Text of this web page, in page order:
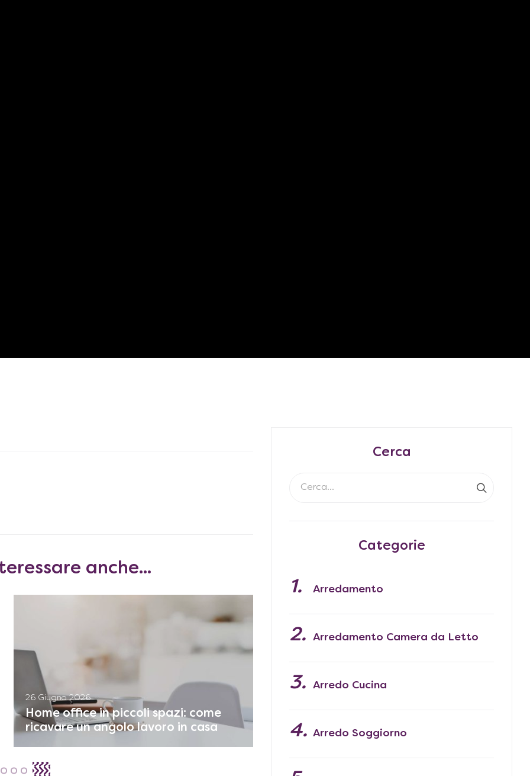
anche...
26 Giugno 2026
Home office in piccoli spazi: come
ricavare un angolo lavoro in casa
Pied-à-terre, consigli per arredarlo
Cerca
Categorie
Arredamento
Arredamento Camera da Letto
Arredo Cucina
Arredo Soggiorno